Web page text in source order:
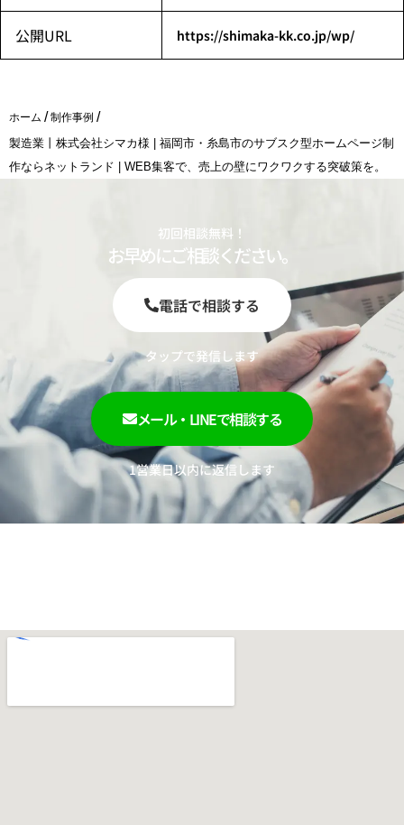
公開URL https://shimaka-kk.co.jp/wp/
ホーム / 制作事例 /
製造業丨株式会社シマカ様 | 福岡市・糸島市のサブスク型ホームページ制
作ならネットランド | WEB集客で、売上の壁にワクワクする突破策を。
初回相談無料！
お早めにご相談ください。
電話で相談する
タップで発信します
メール・LINEで相談する
1営業日以内に返信します